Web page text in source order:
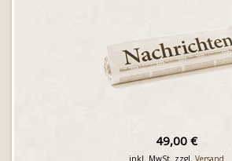
49,00 €
inkl. MwSt. zzgl. Versand